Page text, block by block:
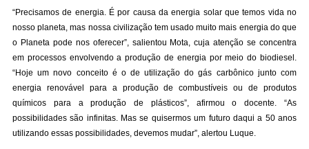
“Precisamos de energia. É por causa da energia solar que temos vida no
nosso planeta, mas nossa civilização tem usado muito mais energia do que
o Planeta pode nos oferecer”, salientou Mota, cuja atenção se concentra
em processos envolvendo a produção de energia por meio do biodiesel.
“Hoje um novo conceito é o de utilização do gás carbônico junto com
energia renovável para a produção de combustíveis ou de produtos
químicos para a produção de plásticos”, afirmou o docente. “As
possibilidades são infinitas. Mas se quisermos um futuro daqui a 50 anos
utilizando essas possibilidades, devemos mudar”, alertou Luque.